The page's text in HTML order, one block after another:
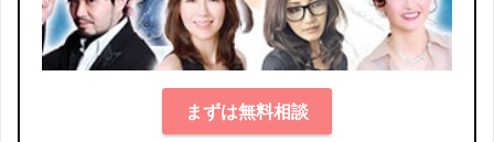
まずは無料相談